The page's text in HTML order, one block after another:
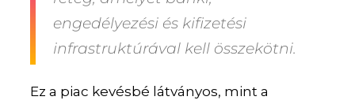
engedélyezési és kifizetési
infrastruktúrával kell összekötni.
Ez a piac kevésbé látványos, mint a